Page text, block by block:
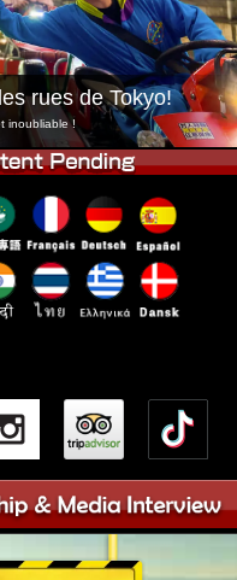
Tokyo Shibuya
Baie de Tokyo
Osaka
rues de Tokyo!
inoubliable !